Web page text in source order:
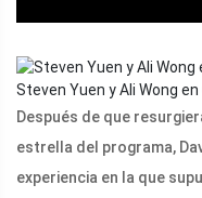
Steven Yuen y Ali Wong
Después de que
estrella del programa,
experiencia en la que